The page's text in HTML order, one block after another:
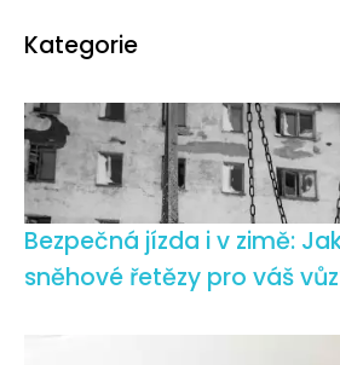
Kategorie
Bezpečná jízda i v zimě:
sněhové řetězy pro váš